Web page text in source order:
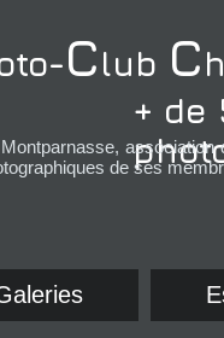
+ de
Club C
association
de ses